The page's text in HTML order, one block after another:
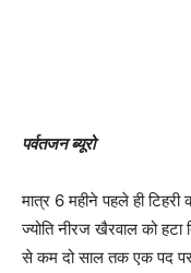
पर्वतजन ब्यूरो
मात्र 6 महीने पहले ही
ज्योति नीरज खैरवाल को
से कम दो साल तक एक पद पर